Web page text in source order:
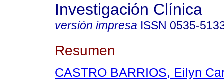
Investigación Clínica
versión impresa ISSN 0535-
Resumen
CASTRO BARRIOS, Eilyn